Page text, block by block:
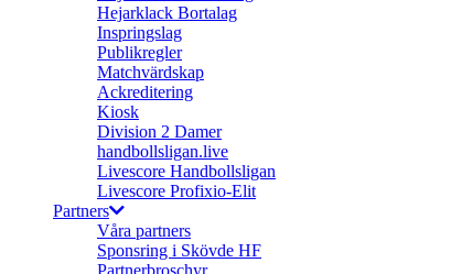
Hejarklack Bortalag
Inspringslag
Publikregler
Matchvärdskap
Ackreditering
Kiosk
Division 2 Damer
handbollsligan.live
Livescore Handbollsligan
Livescore Profixio-Elit
Partners
Våra partners
Sponsring i Skövde HF
Partnerbroschyr